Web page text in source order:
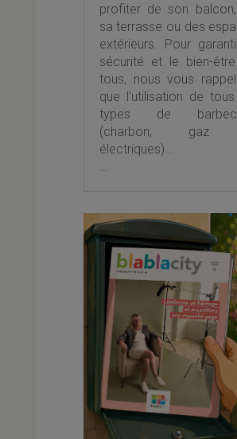
profiter de son
sa terrasse ou des
extérieurs. Pour
sécurité et le bien-
tous, nous vous
que l'utilisation de
types de
(charbon, gaz
électriques)...